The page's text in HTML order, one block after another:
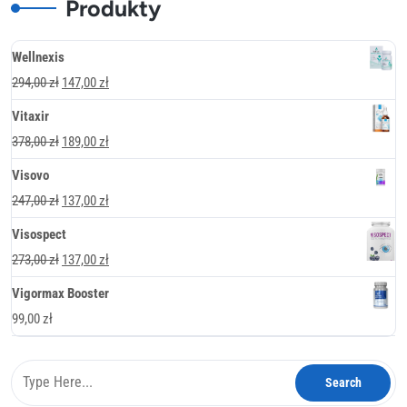
Produkty
Wellnexis
294,00zł Pierwotna
wynosiła:
294,00 zł.
147,00złAktualna
147,00 zł.
Vitaxir
378,00zł Pierwotna
wynosiła:
378,00 zł.
189,00złAktualna
189,00 zł.
Visovo
247,00zł Pierwotna
wynosiła:
247,00 zł.
137,00złAktualna
137,00 zł.
Visospect
273,00zł Pierwotna
273,00 zł.
137,00złAktualna
137,00 zł.
Vigormax Booster
99,00zł